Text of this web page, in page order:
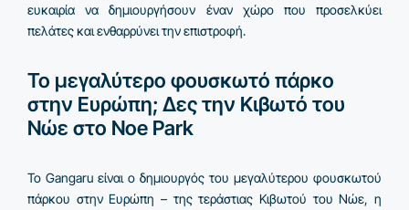
ευκαιρία να δημιουργήσουν έναν χώρο που προσελκύει
πελάτες και ενθαρρύνει την επιστροφή.
Το μεγαλύτερο φουσκωτό πάρκο
στην Ευρώπη; Δες την Κιβωτό του
Νώε στο Noe Park
Το Gangaru είναι ο δημιουργός του μεγαλύτερου φουσκωτού
πάρκου στην Ευρώπη – της τεράστιας Κιβωτού του Νώε, η